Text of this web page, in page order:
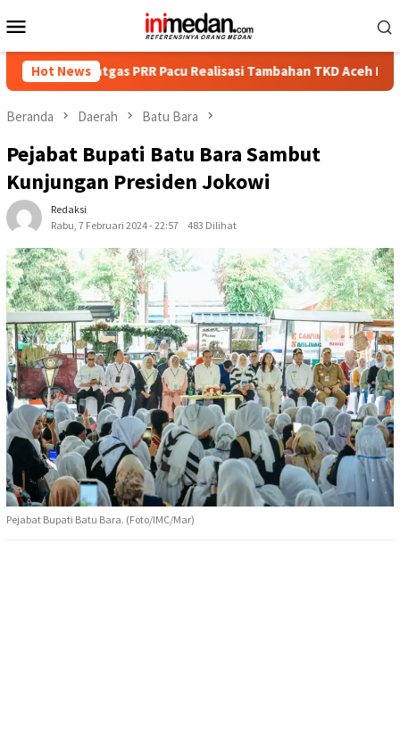
ke
Mobile
Hot News
PRR Pacu Realisasi Tambahan TKD Aceh Rp1,65 Triliun,
Beranda Daerah Batu Bara
Pejabat Bupati Batu Bara Sambut
Kunjungan Presiden Jokowi
Redaksi
Rabu, 7 Februari 2024 - 22:57
483 Dilihat
Pejabat Bupati Batu Bara. (Foto/IMC/Mar)